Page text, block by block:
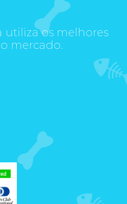
utiliza os melhores
mercado.